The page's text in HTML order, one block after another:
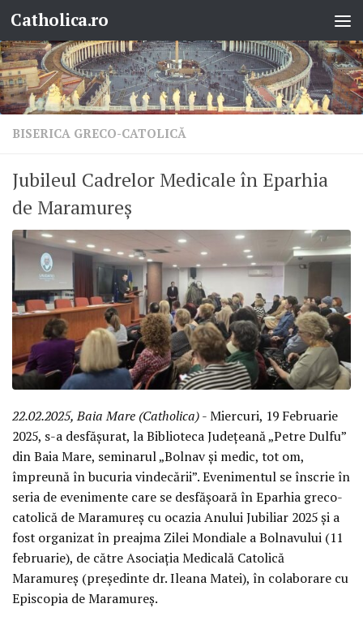
Skip to content
Catholica.ro
BISERICA GRECO-CATOLICĂ
Jubileul Cadrelor Medicale în Eparhia
de Maramureș
22.02.2025, Baia Mare (Catholica)- Miercuri, 19 Februarie
2025, s-a desfășurat, la Biblioteca Județeană „Petre Dulfu”
din Baia Mare, seminarul „Bolnav și medic, tot om,
împreună în bucuria vindecării”. Evenimentul se înscrie în
seria de evenimente care se desfășoară în Eparhia greco-
catolică de Maramureș cu ocazia Anului Jubiliar 2025 și a
fost organizat în preajma Zilei Mondiale a Bolnavului (11
februarie), de către Asociația Medicală Catolică
Maramureș (președinte dr. Ileana Matei), în colaborare cu
Episcopia de Maramureș.